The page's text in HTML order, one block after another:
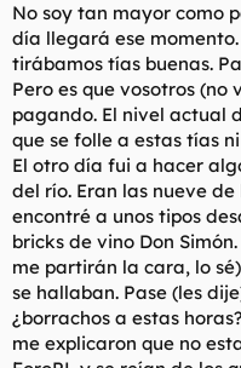
No soy tan mayor como
día llegará ese
tirábamos tías buenas.
Pero es que vosotros (no
pagando. El nivel actual
que se folle a estas tías
El otro día fui a hacer
del río. Eran las nueve
encontré a unos tipos
bricks de vino Don
me partirán la cara, lo
se hallaban. Pase (les
¿borrachos a estas
me explicaron que no